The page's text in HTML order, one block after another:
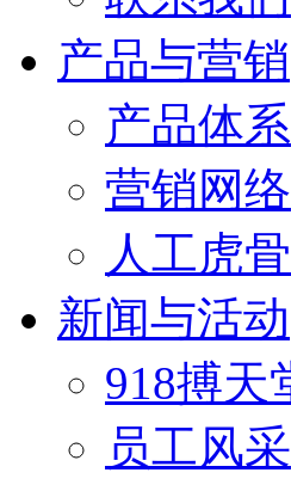
产品与营销
产品体系
营销网络
人工虎
新闻与活动
918搏天
员工风采